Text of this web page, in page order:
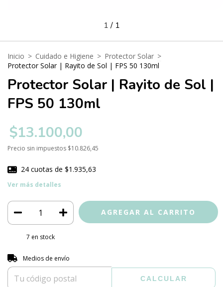
1/ 1
Inicio > Cuidado e Higiene > Protector Solar >
Protector Solar | Rayito de Sol | FPS 50 130ml
Protector Solar | Rayito de Sol |
FPS 50 130ml
$13.100,00
Precio sin impuestos $10.826,45
24 cuotas de $1.935,63
Ver más detalles
7 en stock
Entregas para el CP:
Medios de envío
CALCULAR